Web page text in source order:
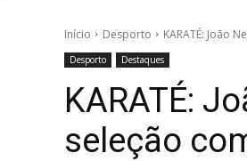
Início Desporto KARATÉ: João
Desporto Destaques
KARATÉ:
seleção